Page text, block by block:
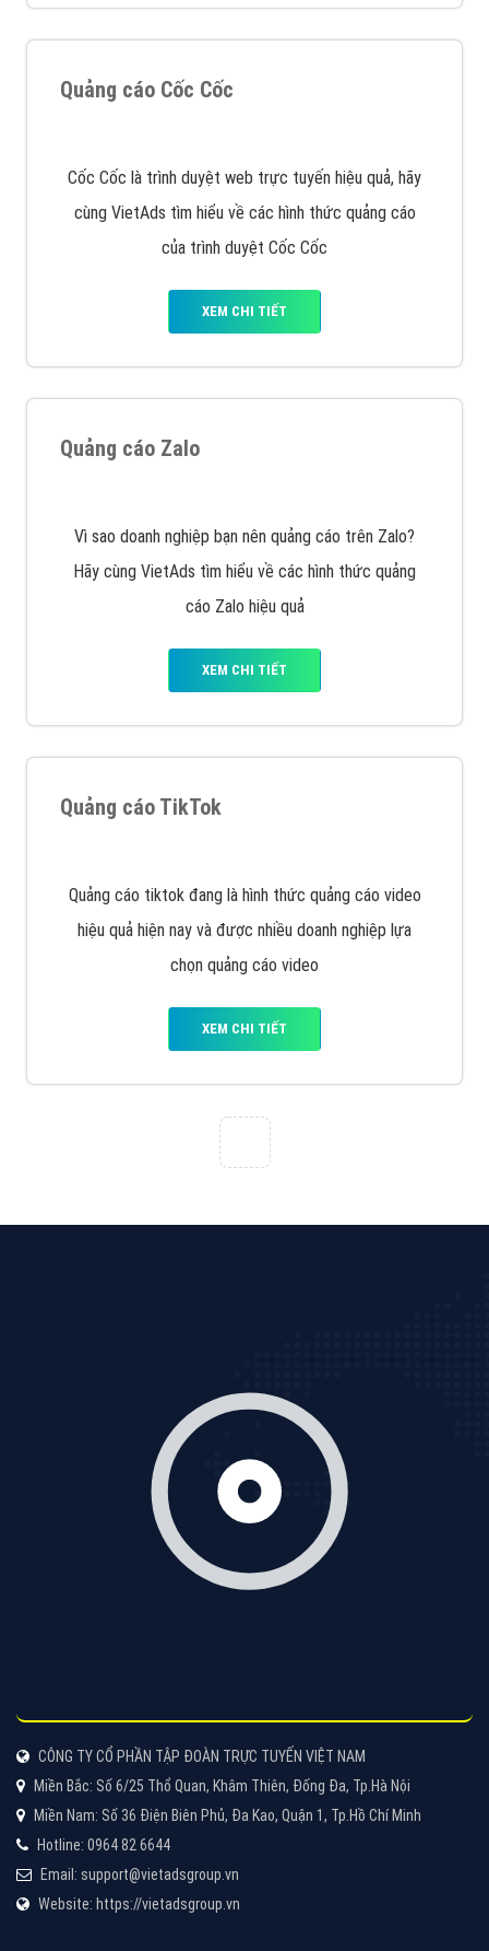
Quảng cáo Cốc Cốc
Cốc Cốc là trình duyệt web trực tuyến hiệu quả, hãy
cùng VietAds tìm hiểu về các hình thức quảng cáo
của trình duyệt Cốc Cốc
XEM CHI TIẾT
Quảng cáo Zalo
Vì sao doanh nghiệp bạn nên quảng cáo trên Zalo?
Hãy cùng VietAds tìm hiểu về các hình thức quảng
cáo Zalo hiệu quả
XEM CHI TIẾT
Quảng cáo TikTok
Quảng cáo tiktok đang là hình thức quảng cáo video
hiệu quả hiện nay và được nhiều doanh nghiệp lựa
chọn quảng cáo video
XEM CHI TIẾT
CÔNG TY CỔ PHẦN TẬP ĐOÀN TRỰC TUYẾN VIỆT NAM
Miền Bắc: Số 6/25 Thổ Quan, Khâm Thiên, Đống Đa, Tp.Hà Nội
Miền Nam: Số 36 Điện Biên Phủ, Đa Kao, Quận 1, Tp.Hồ Chí Minh
Hotline: 0964 82 6644
Email: support@vietadsgroup.vn
Website: https://vietadsgroup.vn